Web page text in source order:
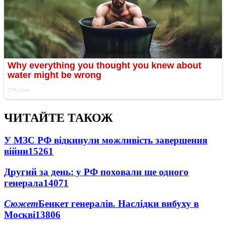
ЧИТАЙТЕ ТАКОЖ
У МЗС РФ відкинули можливість завершення
війни15261
Другий за день: у РФ поховали ще одного
генерала14071
СюжетБенкет генералів. Наслідки вибуху в
Москві13806